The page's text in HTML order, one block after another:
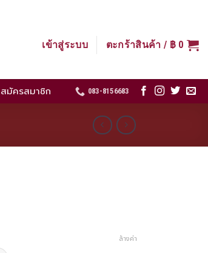
เข้าสู่ระบบ ตะกร้าสินค้า / ฿ 0
สมัครสมาชิก 083-8156683
ล้างค่า